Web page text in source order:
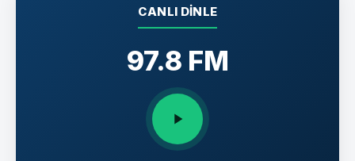
CANLI DINLE
97.8 FM